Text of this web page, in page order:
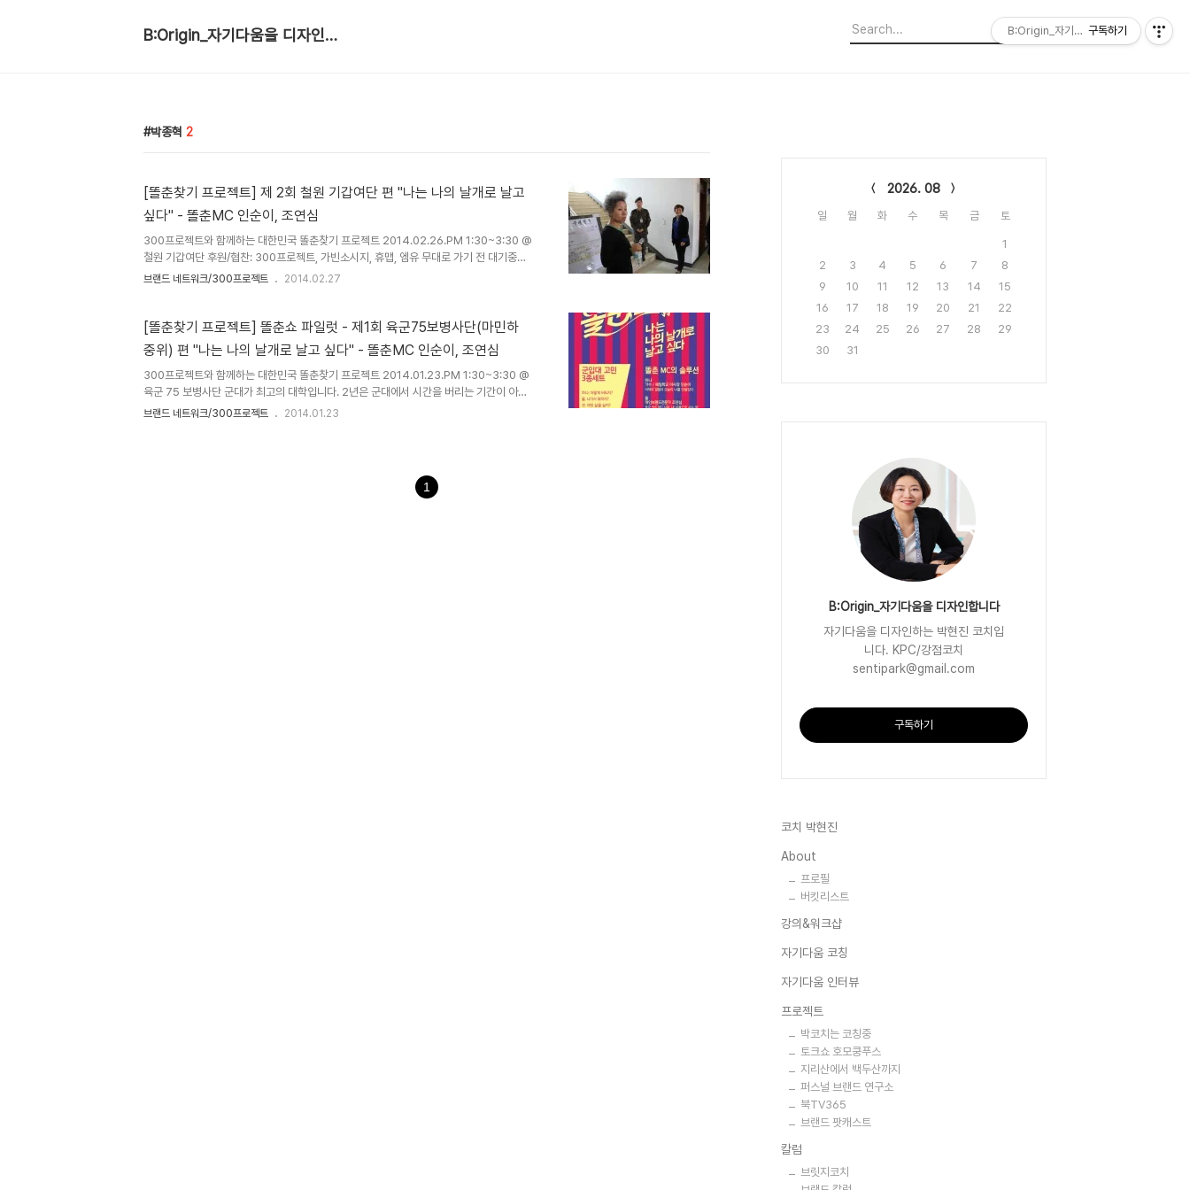
B:Origin_자기다움을 디자인합니다
박종혁 2
[똘춘찾기 프로젝트] 제 2회 철원 기갑여단 편 "나는 나의 날개로 날고
싶다" - 똘춘MC 인순이, 조연심
300프로젝트와 함께하는 대한민국 똘춘찾기 프로젝트 2014.02.26.PM 1:30~3:30 @
철원 기갑여단 후원/협찬: 300프로젝트, 가빈소시지, 휴맵, 엠유 무대로 가기 전 대기중인
똘춘MC 두 분.첫번째 똘춘쇼가 두 분의 등장을 미리 예고했던 것과는 달리 이번에는 깜짝
무대로 등장한다. 인순이 선생님의 깜작 등장에 환호하는 병사들. 군부대 생활에서 오랫동
안 추억으로 남을 선물이 될것 같다... 틈틈이 영상과 사진으로 이 장면을 담아내고.... - 지식
소통 조연심 특강 호모헌드레드 시대, 내 이름으로 사는 법 - 회계사..
브랜드 네트워크/300프로젝트 2014.02.27
[똘춘찾기 프로젝트] 똘춘쇼 파일럿 - 제1회 육군75보병사단(마민하
중위) 편 "나는 나의 날개로 날고 싶다" - 똘춘MC 인순이, 조연심
300프로젝트와 함께하는 대한민국 똘춘찾기 프로젝트 2014.01.23.PM 1:30~3:30 @
육군 75 보병사단 군대가 최고의 대학입니다. 2년은 군대에서 시간을 버리는 기간이 아닌
나에 대해 공부하고 준비할수 있는 최고의 시간입니다. 대한민국 최고의 대학은 바로 군대
한 간식을 요렇게 배달. 마민하 중위의 안내에 따라 병사들은 자리를 잡고, 곧 오늘의 두
MC를 소개한다. 설렘이 묻어나는 두 똘춘 MC. 이정도 함성은 질러 줘야 등장..
브랜드 네트워크/300프로젝트 2014.01.23
1
2026. 08
일 월 화 수 목 금 토
1
2
3 4 5 6 7
8
9
10 11 12 13 14
15
16
17 18 19 20 21
22
23
24 25 26 27 28
29
30
31
B:Origin_자기다움을 디자인합니다
자기다움을 디자인하는 박현진 코치입
니다. KPC/강점코치
sentipark@gmail.com
구독하기
코치 박현진
About
프로필
버킷리스트
강의&워크샵
자기다움 코칭
자기다움 인터뷰
프로젝트
박코치는 코칭중
토크쇼 호모쿵푸스
지리산에서 백두산까지
퍼스널 브랜드 연구소
북TV365
브랜드 팟캐스트
칼럼
브릿지코치
B:Origin_자기다움을 디자인합니다
구독하기